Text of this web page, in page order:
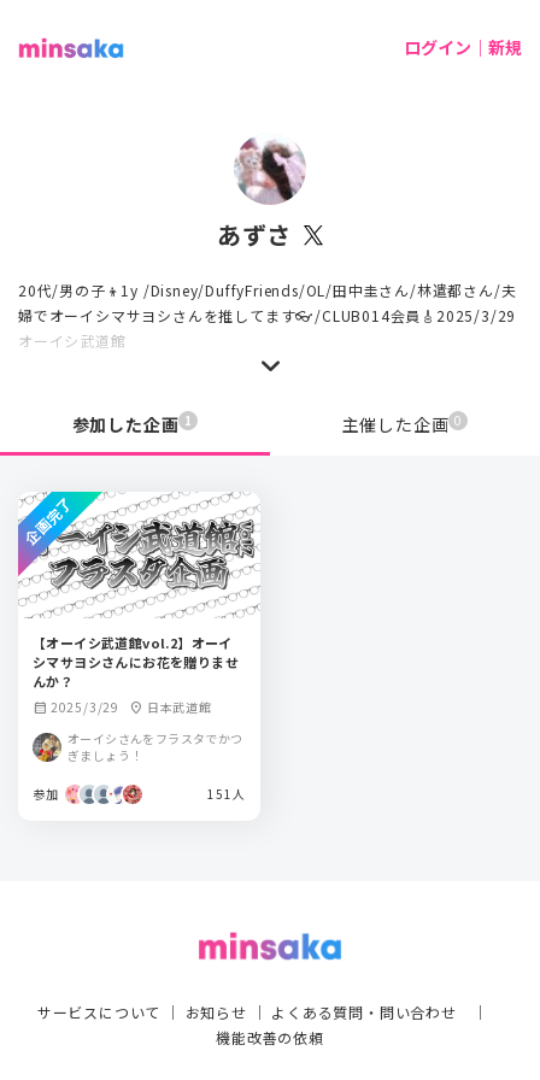
ログイン｜新規
あずさ
20代/男の子👦1y /Disney/DuffyFriends/OL/田中圭さん/林遣都さん/夫
婦でオーイシマサヨシさんを推してます👓/CLUB014会員🎸2025/3/29
オーイシ武道館
参加した企画 1 主催した企画 0
【オーイシ武道館vol.2】オーイ
シマサヨシさんにお花を贈りませ
んか？
calendar_month 2025/3/29 location_on 日本武道館
オーイシさんをフラスタでかつ
ぎましょう！
参加 151人
企画完了
サービスについて ｜ お知らせ ｜ よくある質問・問い合わせ ｜
機能改善の依頼